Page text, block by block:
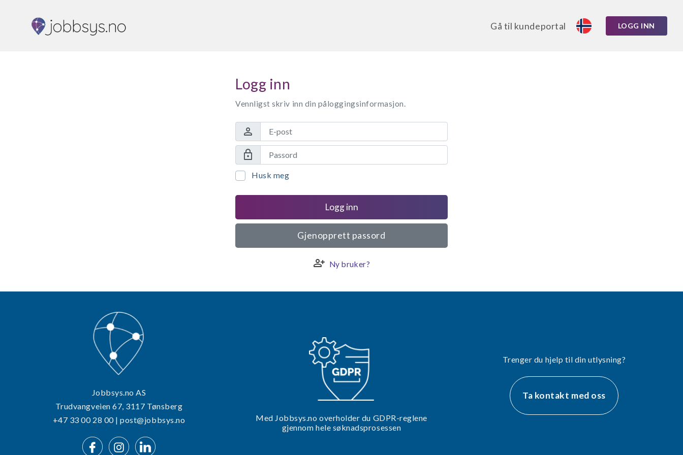
Gå til kundeportal LOGG INN
Logg inn
Vennligst skriv inn din påloggingsinformasjon.
person
lock
Husk meg
Logg inn
Gjenopprett passord
person_add Ny bruker?
Jobbsys.no AS
Trudvangveien 67, 3117 Tønsberg
+47 33 00 28 00 | post@jobbsys.no
Med Jobbsys.no overholder du GDPR-reglene
gjennom hele søknadsprosessen
Trenger du hjelp til din utlysning?
Ta kontakt med oss